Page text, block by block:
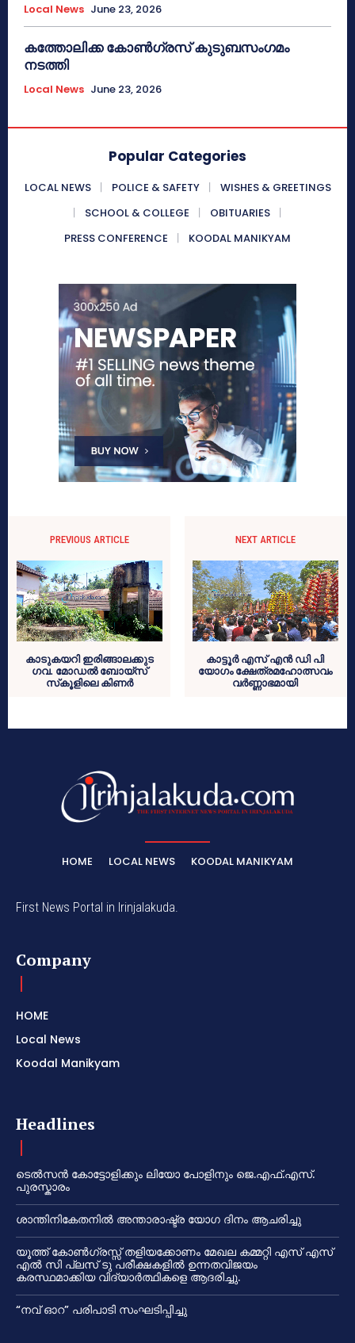
Local News June 23, 2026
കത്തോലിക്ക കോൺഗ്രസ് കുടുബസംഗമം
നടത്തി
Local News June 23, 2026
Popular Categories
LOCAL NEWS POLICE & SAFETY
WISHES & GREETINGS
SCHOOL & COLLEGE
OBITUARIES
PRESS CONFERENCE
KOODAL MANIKYAM
PREVIOUS ARTICLE
കാടുകയറി ഇരിങ്ങാലക്കുട
ഗവ. മോഡല്‍ ബോയ്സ്
സ്‌കൂളിലെ കിണര്‍
NEXT ARTICLE
കാട്ടൂര്‍ എസ് എന്‍ ഡി പി
യോഗം ക്ഷേത്രമഹോത്സവം
വര്‍ണ്ണാഭമായി
HOME LOCAL NEWS KOODAL MANIKYAM
First News Portal in Irinjalakuda.
Company
HOME
Local News
Koodal Manikyam
Headlines
ടെൽസൻ കോട്ടോളിക്കും ലിയോ പോളിനും ജെ.എഫ്.എസ്.
പുരസ്കാരം
ശാന്തിനികേതനിൽ അന്താരാഷ്ട്ര യോഗ ദിനം ആചരിച്ചു
യൂത്ത് കോൺഗ്രസ്സ് തളിയക്കോണം മേഖല കമ്മറ്റി എസ് എസ്
എൽ സി പ്ലസ് ടു പരീക്ഷകളിൽ ഉന്നതവിജയം
കരസ്ഥമാക്കിയ വിദ്യാർത്ഥികളെ ആദരിച്ചു.
“നവ് ഓറ” പരിപാടി സംഘടിപ്പിച്ചു